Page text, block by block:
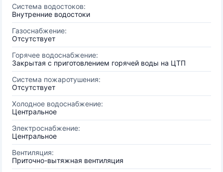
Система водостоков:
Внутренние водостоки
Газоснабжение:
Отсутствует
Горячее водоснабжение:
Закрытая с приготовлением горячей воды на ЦТП
Система пожаротушения:
Отсутствует
Холодное водоснабжение:
Центральное
Электроснабжение:
Центральное
Вентиляция:
Приточно-вытяжная вентиляция